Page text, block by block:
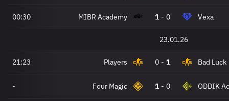
00:30 MIBR Academy 1 - 0 Vexa
23.01.26
21:23 Players 0 - 1 Bad Luck
- Four Magic 1 - 0 ODDIK